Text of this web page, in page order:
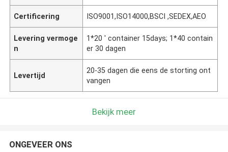
Certificering ISO9001,ISO14000,BSCI ,SEDEX,AEO
Levering vermoge
n
1*20 ' container 15days; 1*40 contain
er 30 dagen
Levertijd
20-35 dagen die eens de storting ont
vangen
Bekijk meer
ONGEVEER ONS